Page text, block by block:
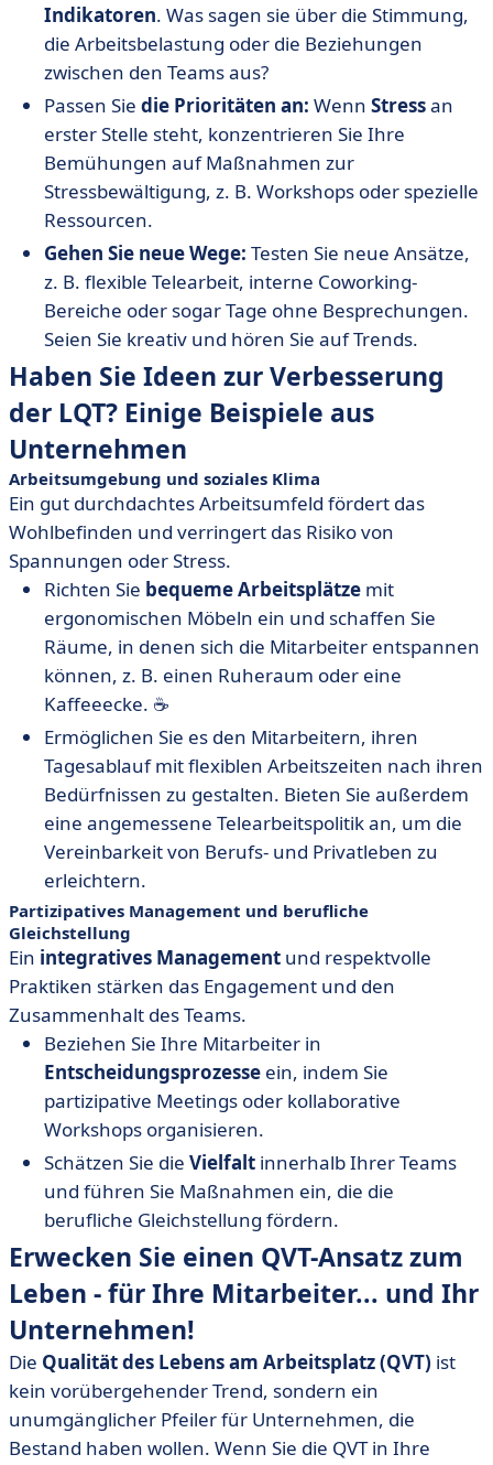
Indikatoren. Was sagen sie über die Stimmung,
die Arbeitsbelastung oder die Beziehungen
zwischen den Teams aus?
Passen Sie die Prioritäten an: Wenn Stressan
erster Stelle steht, konzentrieren Sie Ihre
Bemühungen auf Maßnahmen zur
Stressbewältigung, z. B. Workshops oder spezielle
Ressourcen.
Gehen Sie neue Wege: Testen Sie neue Ansätze,
z. B. flexible Telearbeit, interne Coworking-
Bereiche oder sogar Tage ohne Besprechungen.
Seien Sie kreativ und hören Sie auf Trends.
Haben Sie Ideen zur Verbesserung
der LQT? Einige Beispiele aus
Unternehmen
Arbeitsumgebung und soziales Klima
Ein gut durchdachtes Arbeitsumfeld fördert das
Wohlbefinden und verringert das Risiko von
Spannungen oder Stress.
Richten Sie bequeme Arbeitsplätze mit
ergonomischen Möbeln ein und schaffen Sie
Räume, in denen sich die Mitarbeiter entspannen
können, z. B. einen Ruheraum oder eine
Kaffeeecke. ☕
Ermöglichen Sie es den Mitarbeitern, ihren
Tagesablauf mit flexiblen Arbeitszeiten nach ihren
Bedürfnissen zu gestalten. Bieten Sie außerdem
eine angemessene Telearbeitspolitik an, um die
Vereinbarkeit von Berufs- und Privatleben zu
erleichtern.
Partizipatives Management und berufliche
Gleichstellung
Ein integratives Management und respektvolle
Praktiken stärken das Engagement und den
Zusammenhalt des Teams.
Beziehen Sie Ihre Mitarbeiter in
Entscheidungsprozesse ein, indem Sie
partizipative Meetings oder kollaborative
Workshops organisieren.
Schätzen Sie die Vielfalt innerhalb Ihrer Teams
und führen Sie Maßnahmen ein, die die
berufliche Gleichstellung fördern.
Erwecken Sie einen QVT-Ansatz zum
Leben - für Ihre Mitarbeiter... und Ihr
Unternehmen!
Die Qualität des Lebens am Arbeitsplatz (QVT) ist
kein vorübergehender Trend, sondern ein
unumgänglicher Pfeiler für Unternehmen, die
Bestand haben wollen. Wenn Sie die QVT in Ihre